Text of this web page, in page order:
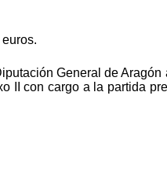
General de
II con cargo a la partida